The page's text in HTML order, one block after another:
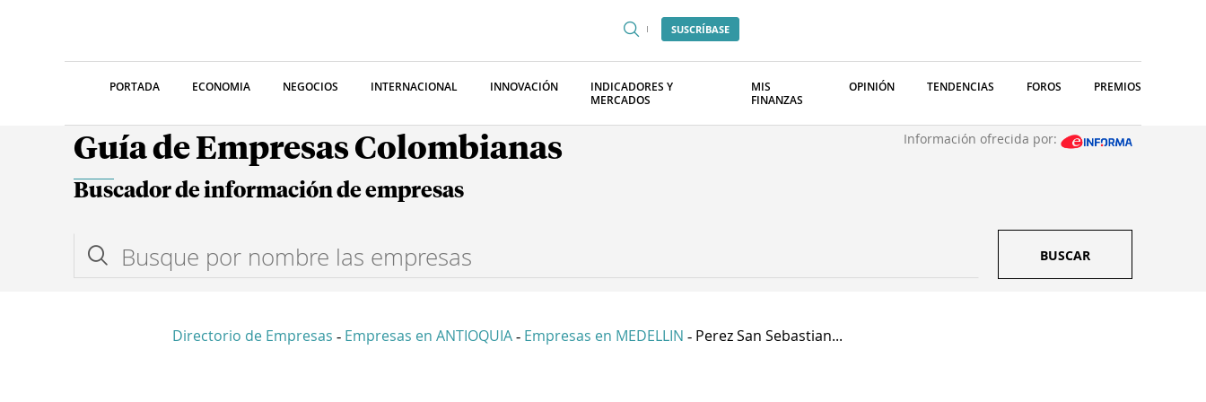
SUSCRÍBASE
PORTADA ECONOMIA NEGOCIOS INTERNACIONAL INNOVACIÓN
INDICADORES Y
MERCADOS
MIS
FINANZAS
OPINIÓN TENDENCIAS FOROS PREMIOS
Guía de Empresas Colombianas Información ofrecida por:
Buscador de información de empresas
BUSCAR
Directorio de Empresas - Empresas en ANTIOQUIA - Empresas en MEDELLIN - Perez San Sebastian...